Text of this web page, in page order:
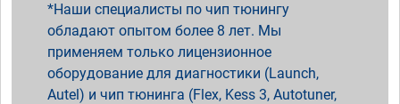
Наши специалисты по чип тюнингу
обладают опытом более 8 лет. Мы
применяем только лицензионное
оборудование для диагностики (Launch,
Autel) и чип тюнинга (Flex, Kess 3, Autotuner,